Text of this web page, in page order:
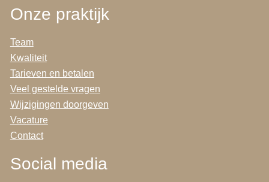
Onze praktijk
Team
Kwaliteit
Tarieven en betalen
Veel gestelde vragen
Wijzigingen doorgeven
Vacature
Contact
Social media